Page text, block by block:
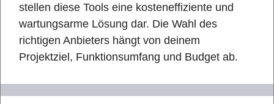
stellen diese Tools eine kosteneffiziente und
wartungsarme Lösung dar. Die Wahl des
richtigen Anbieters hängt von deinem
Projektziel, Funktionsumfang und Budget ab.